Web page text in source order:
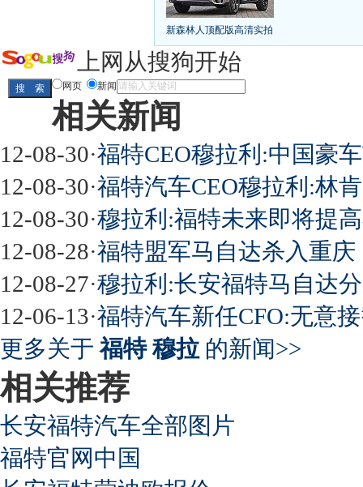
给中国人争气的热销SUV 全新马自达6：海外
10万元新车叫板合资 15万买车谁好
长城2013年新SUV规划曝光
全新胜达23日上市 秒杀日系的SUV
大众6万
最高法解释：醉驾毒驾发生交通事故 交强险应
新森林人顶配版高清实拍
屌丝必看世界末日逃亡车
最强山寨 又奥迪又奔驰
上网从搜狗开始
网页 新闻
相关新闻
12-08-30·福特CEO穆拉利:中国豪
12-08-30·福特汽车CEO穆拉利:林
12-08-30·穆拉利:福特未来即将提
12-08-28·福特盟军马自达杀入重庆
12-08-27·穆拉利:长安福特马自达
12-06-13·福特汽车新任CFO:无意
更多关于福特 穆拉 的新闻>>
相关推荐
长安福特汽车全部图片
福特官网中国